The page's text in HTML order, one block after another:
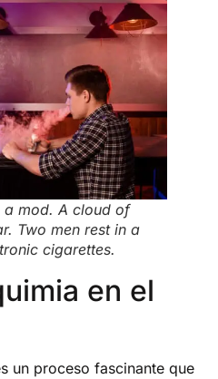
a mod. A cloud of
Two men rest in a
cigarettes.
en el
un proceso fascinante que